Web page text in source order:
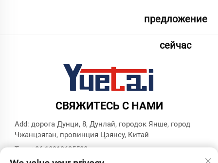
предложение
сейчас
СВЯЖИТЕСЬ С НАМИ
Add: дорога Дунци, 8, Дунлай, городок Янше, город
Чжанцзяган, провинция Цзянсу, Китай
Тел.:+86 18913625580